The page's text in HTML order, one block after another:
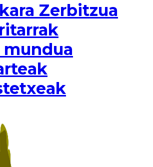
Zerbitzua
mundua